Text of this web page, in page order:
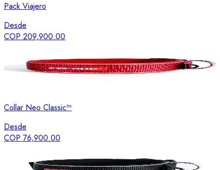
Pack Viajero
Desde
COP 209,900.00
Collar Neo Classic™
Desde
COP 76,900.00